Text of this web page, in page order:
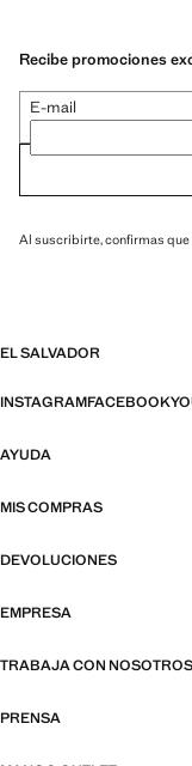
Recibe promociones
E-mail
Al suscribirte, confirmas que
EL SALVADOR
INSTAGRAMFACEBOOK
AYUDA
MIS COMPRAS
DEVOLUCIONES
EMPRESA
TRABAJA CON NOSOTROS
PRENSA